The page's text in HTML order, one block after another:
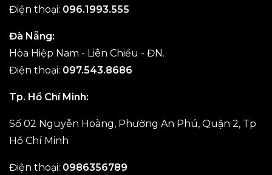
Điện thoại: 096.1993.555
Đà Nẵng:
Hòa Hiệp Nam - Liên Chiều - ĐN.
Điện thoại: 097.543.8686
Tp. Hồ Chí Minh:
Số 02 Nguyễn Hoàng, Phường An Phú, Quận 2, Tp
Hồ Chí Minh
Điện thoại: 0986356789